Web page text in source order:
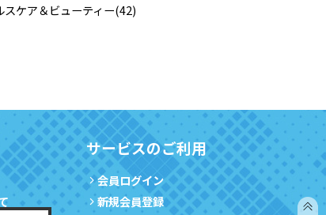
スケア＆ビューティー(42)
サービスのご利用
会員ログイン
新規会員登録